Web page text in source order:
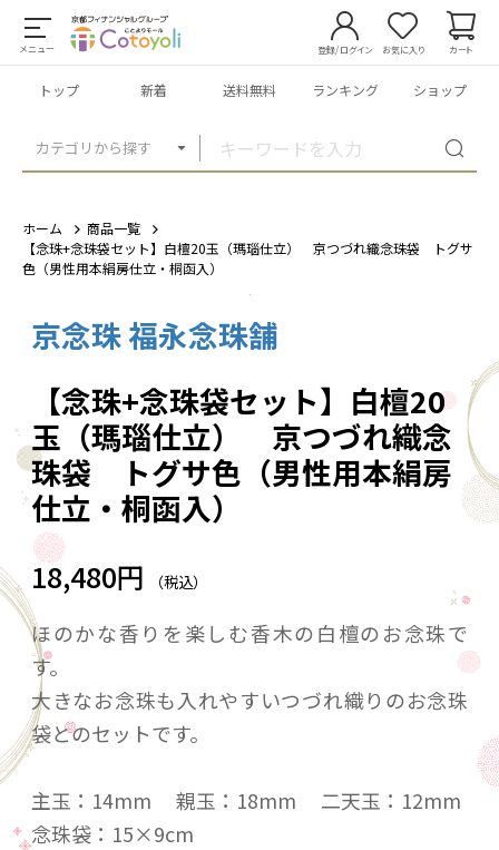
メニュー
カテゴリから探す
登録/ログイン お気に入り カート
トップ 新着 送料無料 ランキング ショップ
ホーム
商品一覧
【念珠+念珠袋セット】白檀20玉（瑪瑙仕立） 京つづれ織念珠袋 トグサ
色（男性用本絹房仕立・桐函入）
京念珠 福永念珠舗
【念珠+念珠袋セット】白檀20
玉（瑪瑙仕立） 京つづれ織念
珠袋 トグサ色（男性用本絹房
仕立・桐函入）
18,480円 （税込）
ほのかな香りを楽しむ香木の白檀のお念珠で
す。
大きなお念珠も入れやすいつづれ織りのお念珠
袋とのセットです。
主玉：14mm 親玉：18mm 二天玉：12mm
念珠袋：15×9cm